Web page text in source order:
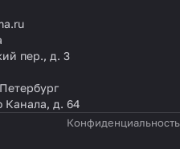
пер., д. 3
Канала, д. 64
Конфиденциальность